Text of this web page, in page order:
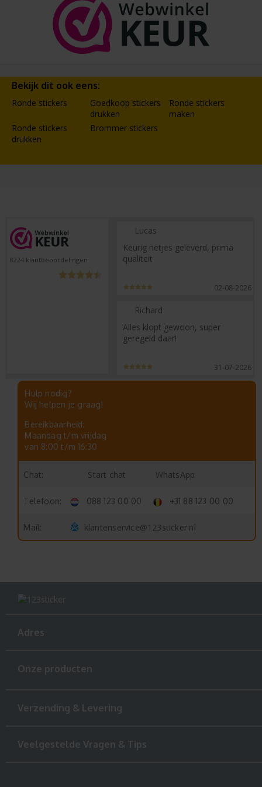
Bekijk dit ook eens:
Ronde stickers
Goedkoop stickers
drukken
Ronde stickers
maken
Ronde stickers
drukken
Brommer stickers
8224 klantbeoordelingen
Lucas
Keurig netjes geleverd, prima
qualiteit
02-08-2026
Richard
Alles klopt gewoon, super
geregeld daar!
31-07-2026
Hulp nodig?
Wij helpen je graag!
Bereikbaarheid:
Maandag t/m vrijdag
van 8:00 t/m 16:30
Chat: Start chat WhatsApp
Telefoon: 088 123 00 00 +31 88 123 00 00
Mail: klantenservice@123sticker.nl
Adres
Onze producten
Verzending & Levering
Veelgestelde Vragen & Tips